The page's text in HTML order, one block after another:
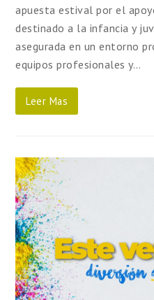
apuesta estival por el
destinado a la infancia y
asegurada en un entorno
equipos profesionales y…
Leer Mas